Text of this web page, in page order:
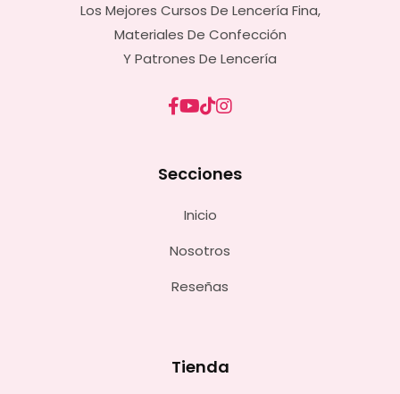
Los Mejores Cursos De Lencería Fina,
Materiales De Confección
Y Patrones De Lencería
Secciones
Inicio
Nosotros
Reseñas
Tienda